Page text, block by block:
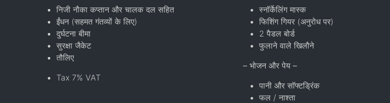
निजी नौका कप्तान और चालक दल सहित
ईंधन (सहमत गंतव्यों के लिए)
दुर्घटना बीमा
सुरक्षा जैकेट
तौलिए
Tax 7% VAT
स्नॉर्केलिंग मास्क
फिशिंग गियर (अनुरोध पर)
2 पैडल बोर्ड
फुलाने वाले खिलौने
– भोजन और पेय –
पानी और सॉफ्टड्रिंक
फल / नाश्ता